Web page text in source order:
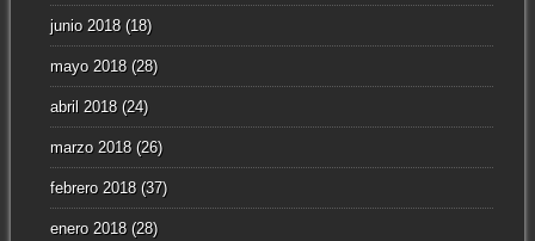
junio 2018(18)
mayo 2018(28)
abril 2018(24)
marzo 2018(26)
febrero 2018(37)
enero 2018(28)